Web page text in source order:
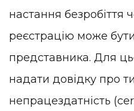
настання безробіття
реєстрацію може
представника. Для
надати довідку про
непрацездатність